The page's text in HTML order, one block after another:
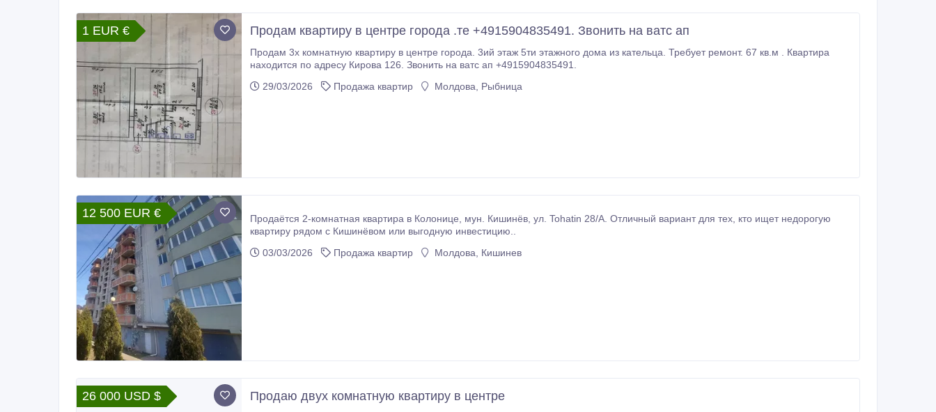
1 EUR € Продам квартиру в центре города .те +4915904835491. Звонить на ватс ап
Продам 3х комнатную квартиру в центре города. 3ий этаж 5ти этажного дома из кательца. Требует ремонт. 67 кв.м . Квартира
находится по адресу Кирова 126. Звонить на ватс ап +4915904835491.
29/03/2026
Продажа квартир Молдова, Рыбница
12 500 EUR €
Продаётся 2-комнатная квартира в Колонице, мун. Кишинёв, ул. Tohatin 28/A. Отличный вариант для тех, кто ищет недорогую
квартиру рядом с Кишинёвом или выгодную инвестицию..
03/03/2026
Продажа квартир Молдова, Кишинев
26 000 USD $ Продаю двух комнатную квартиру в центре